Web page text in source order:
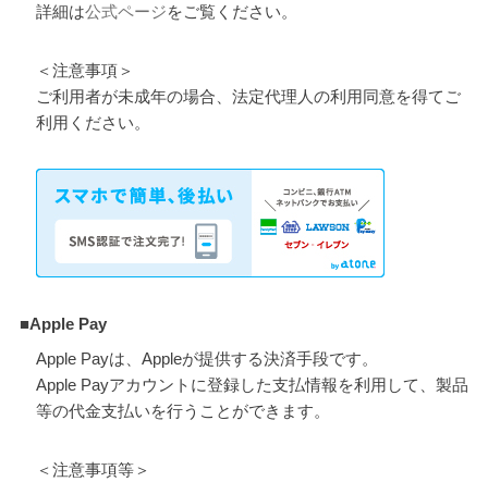
詳細は公式ページをご覧ください。
＜注意事項＞
ご利用者が未成年の場合、法定代理人の利用同意を得てご
利用ください。
■Apple Pay
Apple Payは、Appleが提供する決済手段です。
Apple Payアカウントに登録した支払情報を利用して、製品
等の代金支払いを行うことができます。
＜注意事項等＞